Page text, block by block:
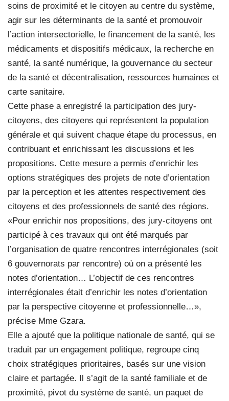
soins de proximité et le citoyen au centre du système,
agir sur les déterminants de la santé et promouvoir
l’action intersectorielle, le financement de la santé, les
médicaments et dispositifs médicaux, la recherche en
santé, la santé numérique, la gouvernance du secteur
de la santé et décentralisation, ressources humaines et
carte sanitaire.
Cette phase a enregistré la participation des jury-
citoyens, des citoyens qui représentent la population
générale et qui suivent chaque étape du processus, en
contribuant et enrichissant les discussions et les
propositions. Cette mesure a permis d’enrichir les
options stratégiques des projets de note d’orientation
par la perception et les attentes respectivement des
citoyens et des professionnels de santé des régions.
«Pour enrichir nos propositions, des jury-citoyens ont
participé à ces travaux qui ont été marqués par
l’organisation de quatre rencontres interrégionales (soit
6 gouvernorats par rencontre) où on a présenté les
notes d’orientation… L’objectif de ces rencontres
interrégionales était d’enrichir les notes d’orientation
par la perspective citoyenne et professionnelle…»,
précise Mme Gzara.
Elle a ajouté que la politique nationale de santé, qui se
traduit par un engagement politique, regroupe cinq
choix stratégiques prioritaires, basés sur une vision
claire et partagée. Il s’agit de la santé familiale et de
proximité, pivot du système de santé, un paquet de